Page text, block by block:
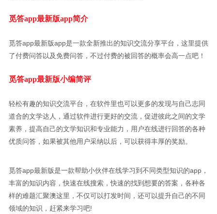
觅答app最新版app简介
觅答app最新版app是一款全新推出的知识交流分享平台，这里提供
了付费问答以及免费问答，不过付费的被回答的概率会高一点吧！
觅答app最新版小编简评
轻松有趣的知识交流平台，在软件里也可以更多的发现与自己志同
道合的文学达人，通过软件进行更好的交流，促进彼此之间的文学
素养，提高自己的文学知识和专业能力，用户在线进行回答的各种
优质问答，如果被其他用户采纳以后，可以获得丰厚的奖励。
觅答app最新版是一款帮助小伙伴在线学习到不同类型知识的app，
丰富的知识内容，快速在线搜索，快速的找到想要的答案，各种各
样的难题汇聚澳这里，不仅可以打发时间，还可以提升自己的不同
领域的知识，赶紧来学习吧!